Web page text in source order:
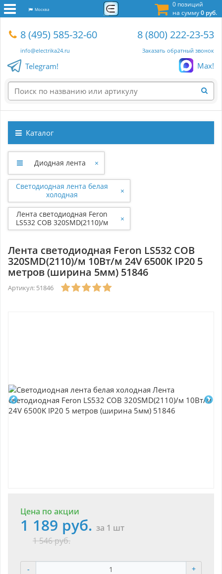
0 позиций
на сумму0 руб.
Москва
8 (495) 585-32-60
info@electrika24.ru
8 (800) 222-23-53
Заказать обратный звонок
Telegram! Max!
Каталог
Диодная лента ×
Светодиодная лента белая
холодная
×
Лента светодиодная Feron
LS532 COB 320SMD(2110)/м
10Вт/м 24V 6500K IP20 5
×
Лента светодиодная Feron LS532 COB
320SMD(2110)/м 10Вт/м 24V 6500K IP20 5
метров (ширина 5мм) 51846
Артикул: 51846
Цена по акции
1 189 руб. за 1 шт
1 546 руб.
- +